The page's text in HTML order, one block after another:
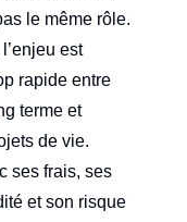
le même rôle.
est
rapide entre
terme et
de vie.
ses frais, ses
et son risque